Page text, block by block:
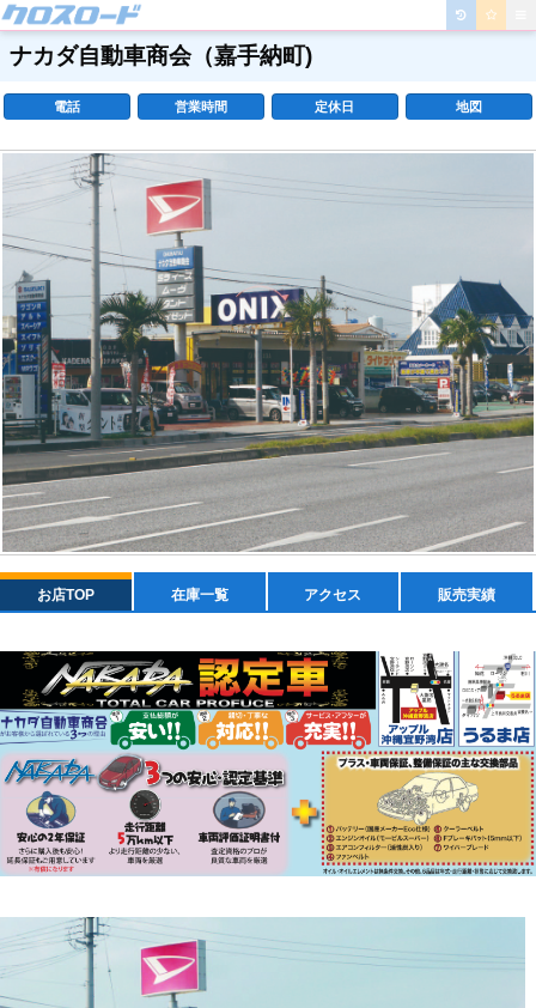
ナカダ自動車商会（嘉手納町)
電話 営業時間 定休日 地図
お店TOP 在庫一覧 アクセス 販売実績